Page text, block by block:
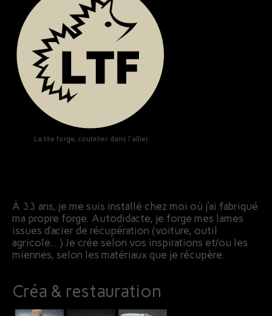
La tite forge, coutelier dans l'allier
À 33 ans, je me suis installé chez moi où j’ai fabriqué
ma propre forge. Autodidacte, je forge mes lames
issues d’acier de récupération (voiture, outil
agricole…) Je crée selon vos inspirations et/ou les
miennes, selon les matériaux que je récupère.
Créa & restauration